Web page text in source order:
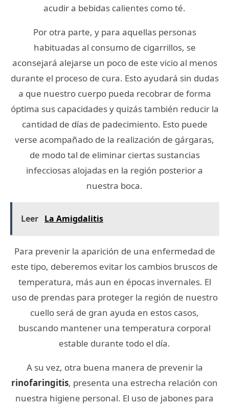
acudir a bebidas calientes como té.
Por otra parte, y para aquellas personas
habituadas al consumo de cigarrillos, se
aconsejará alejarse un poco de este vicio al menos
durante el proceso de cura. Esto ayudará sin dudas
a que nuestro cuerpo pueda recobrar de forma
óptima sus capacidades y quizás también reducir la
cantidad de días de padecimiento. Esto puede
verse acompañado de la realización de gárgaras,
de modo tal de eliminar ciertas sustancias
infecciosas alojadas en la región posterior a
nuestra boca.
Leer La Amigdalitis
Para prevenir la aparición de una enfermedad de
este tipo, deberemos evitar los cambios bruscos de
temperatura, más aun en épocas invernales. El
uso de prendas para proteger la región de nuestro
cuello será de gran ayuda en estos casos,
buscando mantener una temperatura corporal
estable durante todo el día.
A su vez, otra buena manera de prevenir la
rinofaringitis, presenta una estrecha relación con
nuestra higiene personal. El uso de jabones para